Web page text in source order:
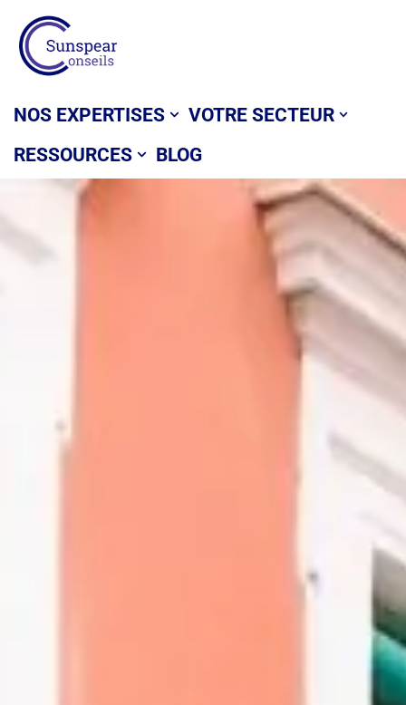
Aller
au
NOS EXPERTISES
VOTRE SECTEUR
RESSOURCES
BLOG